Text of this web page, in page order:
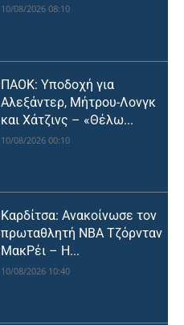
10/08/2026 08:10
ΠΑΟΚ: Υποδοχή για
Αλεξάντερ, Μήτρου-Λονγκ
και Χάτζινς – «Θέλω...
10/08/2026 00:10
Καρδίτσα: Ανακοίνωσε τον
πρωταθλητή NBA Τζόρνταν
ΜακΡέι – Η...
10/08/2026 10:40